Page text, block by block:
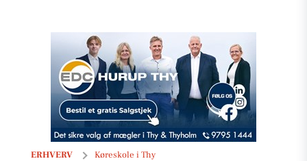
ERHVERV Køreskole i Thy
Kørelærerne Louise & Jan